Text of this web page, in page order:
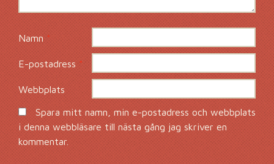
Namn*
E-postadress*
Webbplats
Spara mitt namn, min e-postadress och webbplats
i denna webbläsare till nästa gång jag skriver en
kommentar.